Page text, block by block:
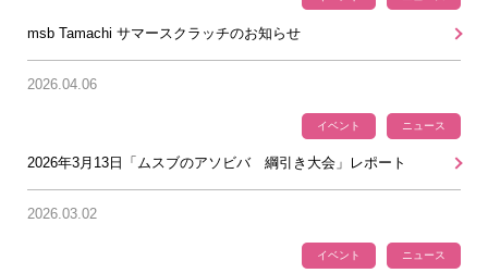
msb Tamachi サマースクラッチのお知らせ
2026.04.06
イベント ニュース
2026年3月13日「ムスブのアソビバ 綱引き大会」レポート
2026.03.02
イベント ニュース